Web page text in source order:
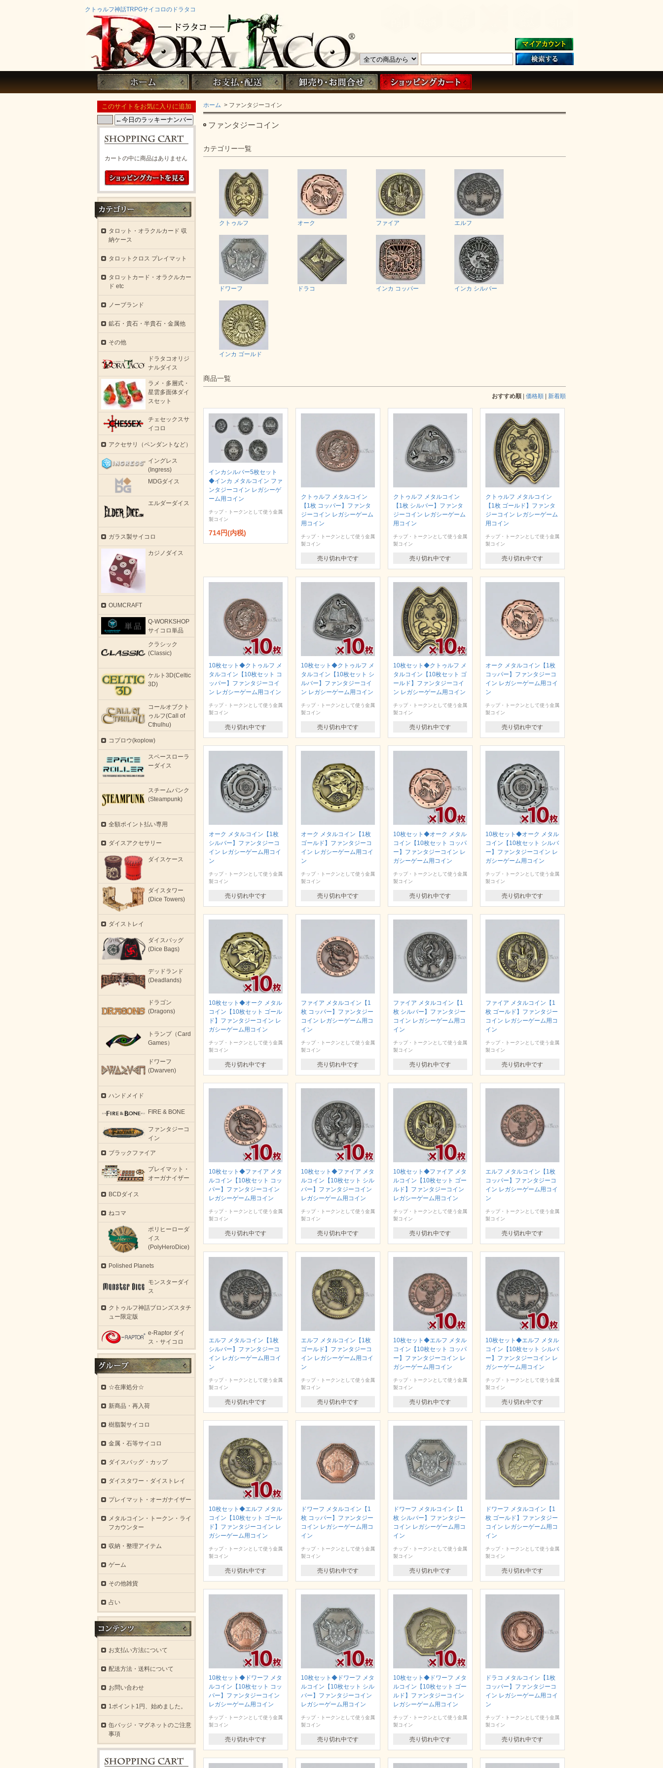
クトゥルフ神話TRPGサイコロのドラタコ
ホーム > ファンタジーコイン
ファンタジーコイン
カテゴリー一覧
クトゥルフ オーク ファイア エルフ
ドワーフ ドラコ インカ コッパー インカ シルバー
インカ ゴールド
商品一覧
おすすめ順 価格順 新着順
インカシルバー5枚セット
◆インカ メタルコイン ファ
ンタジーコイン レガシーゲ
ーム用コイン
チップ・トークンとして使う金属
製コイン
714円(内税)
クトゥルフ メタルコイン
【1枚 コッパー】ファンタ
ジーコイン レガシーゲーム
用コイン
チップ・トークンとして使う金属
製コイン
売り切れ中です
クトゥルフ メタルコイン
【1枚 シルバー】ファンタ
ジーコイン レガシーゲーム
用コイン
チップ・トークンとして使う金属
製コイン
売り切れ中です
クトゥルフ メタルコイン
【1枚 ゴールド】ファンタ
ジーコイン レガシーゲーム
用コイン
チップ・トークンとして使う金属
製コイン
売り切れ中です
10枚セット◆クトゥルフ メ
タルコイン【10枚セット コ
ッパー】ファンタジーコイ
ン レガシーゲーム用コイン
チップ・トークンとして使う金属
製コイン
売り切れ中です
10枚セット◆クトゥルフ メ
タルコイン【10枚セット シ
ルバー】ファンタジーコイ
ン レガシーゲーム用コイン
チップ・トークンとして使う金属
製コイン
売り切れ中です
10枚セット◆クトゥルフ メ
タルコイン【10枚セット ゴ
ールド】ファンタジーコイ
ン レガシーゲーム用コイン
チップ・トークンとして使う金属
製コイン
売り切れ中です
オーク メタルコイン【1枚
コッパー】ファンタジーコ
イン レガシーゲーム用コイ
ン
チップ・トークンとして使う金属
製コイン
売り切れ中です
オーク メタルコイン【1枚
シルバー】ファンタジーコ
イン レガシーゲーム用コイ
ン
チップ・トークンとして使う金属
製コイン
売り切れ中です
オーク メタルコイン【1枚
ゴールド】ファンタジーコ
イン レガシーゲーム用コイ
ン
チップ・トークンとして使う金属
製コイン
売り切れ中です
10枚セット◆オーク メタル
コイン【10枚セット コッパ
ー】ファンタジーコイン レ
ガシーゲーム用コイン
チップ・トークンとして使う金属
製コイン
売り切れ中です
10枚セット◆オーク メタル
コイン【10枚セット シルバ
ー】ファンタジーコイン レ
ガシーゲーム用コイン
チップ・トークンとして使う金属
製コイン
売り切れ中です
10枚セット◆オーク メタル
コイン【10枚セット ゴール
ド】ファンタジーコイン レ
ガシーゲーム用コイン
チップ・トークンとして使う金属
製コイン
売り切れ中です
ファイア メタルコイン【1
枚 コッパー】ファンタジー
コイン レガシーゲーム用コ
イン
チップ・トークンとして使う金属
製コイン
売り切れ中です
ファイア メタルコイン【1
枚 シルバー】ファンタジー
コイン レガシーゲーム用コ
イン
チップ・トークンとして使う金属
製コイン
売り切れ中です
ファイア メタルコイン【1
枚 ゴールド】ファンタジー
コイン レガシーゲーム用コ
イン
チップ・トークンとして使う金属
製コイン
売り切れ中です
10枚セット◆ファイア メタ
ルコイン【10枚セット コッ
パー】ファンタジーコイン
レガシーゲーム用コイン
チップ・トークンとして使う金属
製コイン
売り切れ中です
10枚セット◆ファイア メタ
ルコイン【10枚セット シル
バー】ファンタジーコイン
レガシーゲーム用コイン
チップ・トークンとして使う金属
製コイン
売り切れ中です
10枚セット◆ファイア メタ
ルコイン【10枚セット ゴー
ルド】ファンタジーコイン
レガシーゲーム用コイン
チップ・トークンとして使う金属
製コイン
売り切れ中です
エルフ メタルコイン【1枚
コッパー】ファンタジーコ
イン レガシーゲーム用コイ
ン
チップ・トークンとして使う金属
製コイン
売り切れ中です
エルフ メタルコイン【1枚
シルバー】ファンタジーコ
イン レガシーゲーム用コイ
ン
チップ・トークンとして使う金属
製コイン
売り切れ中です
エルフ メタルコイン【1枚
ゴールド】ファンタジーコ
イン レガシーゲーム用コイ
ン
チップ・トークンとして使う金属
製コイン
売り切れ中です
10枚セット◆エルフ メタル
コイン【10枚セット コッパ
ー】ファンタジーコイン レ
ガシーゲーム用コイン
チップ・トークンとして使う金属
製コイン
売り切れ中です
10枚セット◆エルフ メタル
コイン【10枚セット シルバ
ー】ファンタジーコイン レ
ガシーゲーム用コイン
チップ・トークンとして使う金属
製コイン
売り切れ中です
10枚セット◆エルフ メタル
コイン【10枚セット ゴール
ド】ファンタジーコイン レ
ガシーゲーム用コイン
チップ・トークンとして使う金属
製コイン
売り切れ中です
ドワーフ メタルコイン【1
枚 コッパー】ファンタジー
コイン レガシーゲーム用コ
イン
チップ・トークンとして使う金属
製コイン
売り切れ中です
ドワーフ メタルコイン【1
枚 シルバー】ファンタジー
コイン レガシーゲーム用コ
イン
チップ・トークンとして使う金属
製コイン
売り切れ中です
ドワーフ メタルコイン【1
枚 ゴールド】ファンタジー
コイン レガシーゲーム用コ
イン
チップ・トークンとして使う金属
製コイン
売り切れ中です
10枚セット◆ドワーフ メタ
ルコイン【10枚セット コッ
パー】ファンタジーコイン
レガシーゲーム用コイン
チップ・トークンとして使う金属
製コイン
売り切れ中です
10枚セット◆ドワーフ メタ
ルコイン【10枚セット シル
バー】ファンタジーコイン
レガシーゲーム用コイン
チップ・トークンとして使う金属
製コイン
売り切れ中です
10枚セット◆ドワーフ メタ
ルコイン【10枚セット ゴー
ルド】ファンタジーコイン
レガシーゲーム用コイン
チップ・トークンとして使う金属
製コイン
売り切れ中です
ドラコ メタルコイン【1枚
コッパー】ファンタジーコ
イン レガシーゲーム用コイ
ン
チップ・トークンとして使う金属
製コイン
売り切れ中です
カートの中に商品はありません
タロット・オラクルカード 収
納ケース
タロットクロス プレイマット
タロットカード・オラクルカー
ド etc
ノーブランド
鉱石・貴石・半貴石・金属他
その他
ドラタコオリジ
ナルダイス
ラメ・多層式・
星雲多面体ダイ
スセット
チェセックスサ
イコロ
アクセサリ（ペンダントなど）
イングレス
(Ingress)
MDGダイス
エルダーダイス
ガラス製サイコロ
カジノダイス
OUMCRAFT
Q-WORKSHOP
サイコロ単品
クラシック
(Classic)
ケルト3D(Celtic
3D)
コールオブクト
ゥルフ(Call of
Cthulhu)
コプロウ(koplow)
スペースローラ
ーダイス
スチームパンク
(Steampunk)
全額ポイント払い専用
ダイスアクセサリー
ダイスケース
ダイスタワー
(Dice Towers)
ダイストレイ
ダイスバッグ
(Dice Bags)
デッドランド
(Deadlands)
ドラゴン
(Dragons)
トランプ（Card
Games）
ドワーフ
(Dwarven)
ハンドメイド
FIRE & BONE
ファンタジーコ
イン
ブラックファイア
プレイマット・
オーガナイザー
BCDダイス
ねコマ
ポリヒーローダ
イス
(PolyHeroDice)
Polished Planets
モンスターダイ
ス
クトゥルフ神話ブロンズスタチ
ュー限定版
e-Raptor ダイ
ス・サイコロ
☆在庫処分☆
新商品・再入荷
樹脂製サイコロ
金属・石等サイコロ
ダイスバッグ・カップ
ダイスタワー・ダイストレイ
プレイマット・オーガナイザー
メタルコイン・トークン・ライ
フカウンター
収納・整理アイテム
ゲーム
その他雑貨
占い
お支払い方法について
配送方法・送料について
お問い合わせ
1ポイント1円、始めました。
缶バッジ・マグネットのご注意
事項